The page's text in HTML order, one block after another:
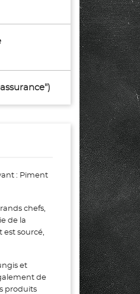
: Piment
chefs,
de la
est sourcé,
et
de
produits